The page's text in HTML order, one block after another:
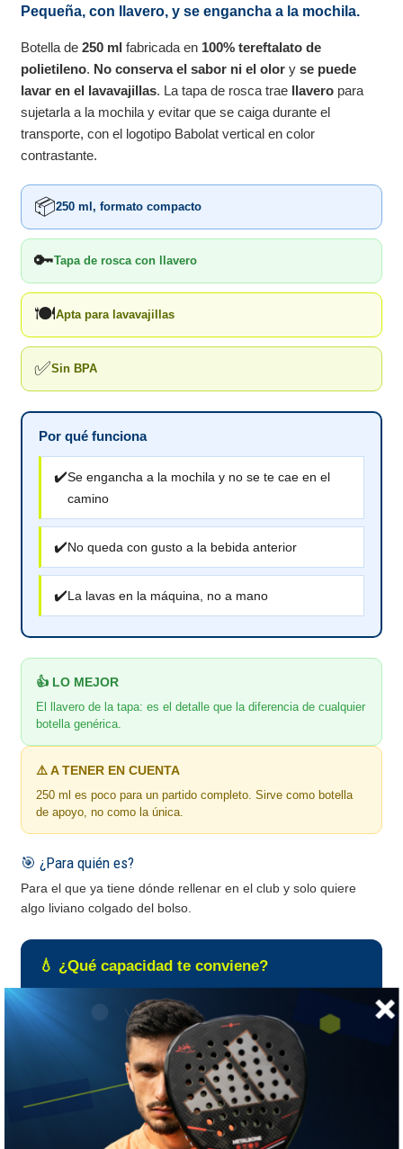
Pequeña, con llavero, y se engancha a la mochila.
Botella de250 ml fabricada en 100% tereftalato de
polietileno. No conserva el sabor ni el olor yse puede
lavar en el lavavajillas. La tapa de rosca trae llavero para
sujetarla a la mochila y evitar que se caiga durante el
transporte, con el logotipo Babolat vertical en color
contrastante.
📦250 ml, formato compacto
🔑Tapa de rosca con llavero
🍽Apta para lavavajillas
✅Sin BPA
Por qué funciona
✔️Se engancha a la mochila y no se te cae en el
camino
✔️No queda con gusto a la bebida anterior
✔️La lavas en la máquina, no a mano
👍 LO MEJOR
El llavero de la tapa: es el detalle que la diferencia de cualquier
botella genérica.
⚠️ A TENER EN CUENTA
250 ml es poco para un partido completo. Sirve como botella
de apoyo, no como la única.
🎯 ¿Para quién es?
Para el que ya tiene dónde rellenar en el club y solo quiere
algo liviano colgado del bolso.
💧 ¿Qué capacidad te conviene?
La botella correcta depende de cuánto dura tu sesión,
no de la marca.
Para un partido corto o si en tu club hay dispensador.
Pesa poco y cabe en cualquier bolsillo del paletero.